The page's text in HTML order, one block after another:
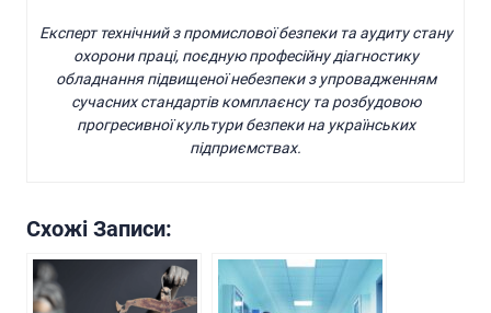
Експерт технічний з промислової безпеки та аудиту стану
охорони праці, поєдную професійну діагностику
обладнання підвищеної небезпеки з упровадженням
сучасних стандартів комплаєнсу та розбудовою
прогресивної культури безпеки на українських
підприємствах.
Схожі Записи: